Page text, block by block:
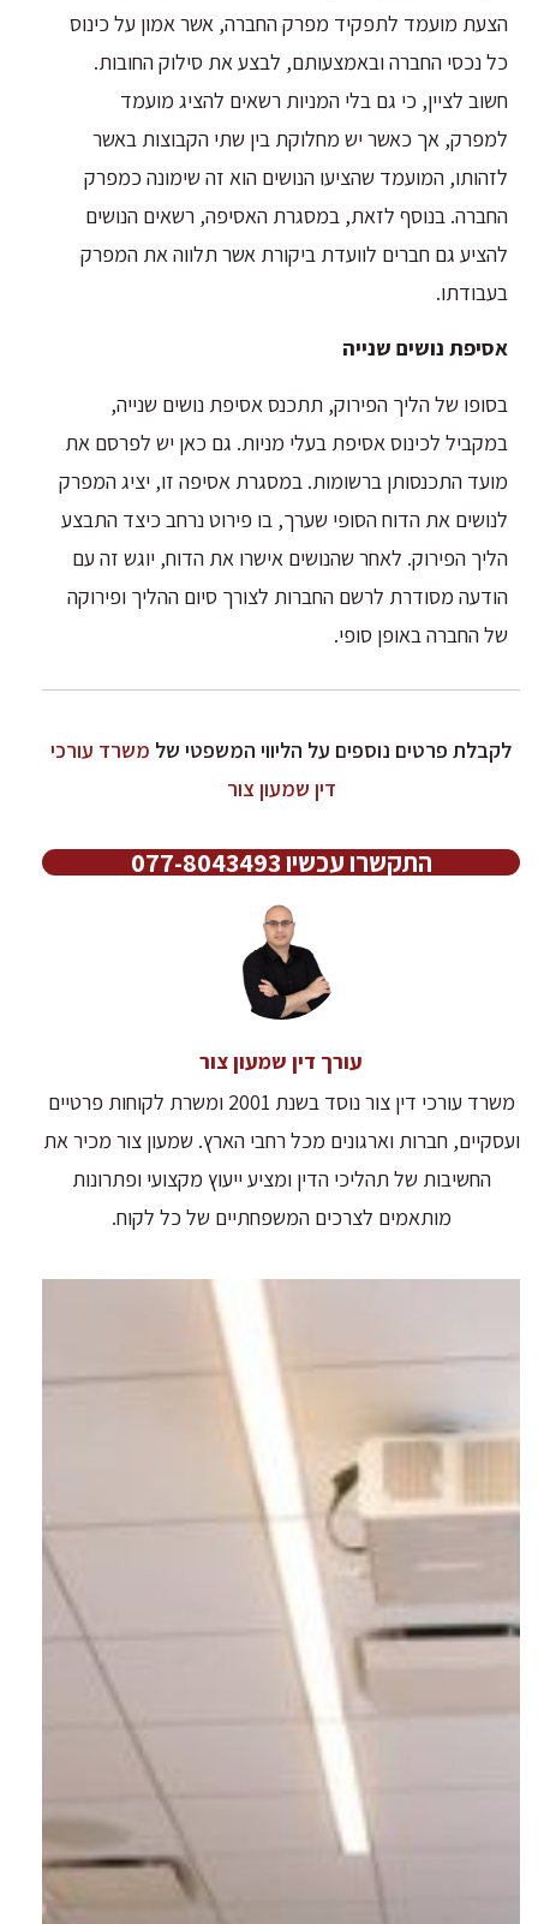
הצעת מועמד לתפקיד מפרק החברה, אשר אמון על כינוס
כל נכסי החברה ובאמצעותם, לבצע את סילוק החובות.
חשוב לציין, כי גם בלי המניות רשאים להציג מועמד
למפרק, אך כאשר יש מחלוקת בין שתי הקבוצות באשר
לזהותו, המועמד שהציעו הנושים הוא זה שימונה כמפרק
החברה. בנוסף לזאת, במסגרת האסיפה, רשאים הנושים
להציע גם חברים לוועדת ביקורת אשר תלווה את המפרק
בעבודתו.
אסיפת נושים שנייה
בסופו של הליך הפירוק, תתכנס אסיפת נושים שנייה,
במקביל לכינוס אסיפת בעלי מניות. גם כאן יש לפרסם את
מועד התכנסותן ברשומות. במסגרת אסיפה זו, יציג המפרק
לנושים את הדוח הסופי שערך, בו פירוט נרחב כיצד התבצע
הליך הפירוק. לאחר שהנושים אישרו את הדוח, יוגש זה עם
הודעה מסודרת לרשם החברות לצורך סיום ההליך ופירוקה
של החברה באופן סופי.
לקבלת פרטים נוספים על הליווי המשפטי של משרד עורכי
דין שמעון צור
התקשרו עכשיו 077-8043493
עורך דין שמעון צור
משרד עורכי דין צור נוסד בשנת 2001 ומשרת לקוחות פרטיים
ועסקיים, חברות וארגונים מכל רחבי הארץ. שמעון צור מכיר את
החשיבות של תהליכי הדין ומציע ייעוץ מקצועי ופתרונות
מותאמים לצרכים המשפחתיים של כל לקוח.